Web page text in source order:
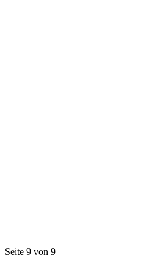
Seite 9 von 9